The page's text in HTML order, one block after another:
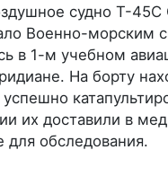
судно T-45C
Военно-морским
в 1-м учебном
На борту
их доставили в
для обследования.